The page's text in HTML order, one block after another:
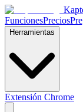
FuncionesPrecios
Herramientas
Extensión Chrome